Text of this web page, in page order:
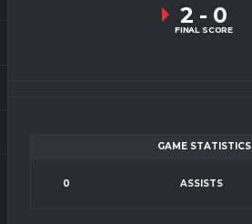
2 - 0
FINAL SCORE
GAME STATISTICS
0 ASSISTS